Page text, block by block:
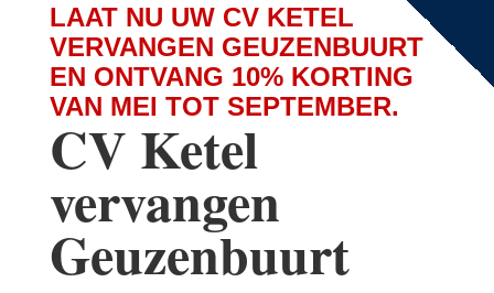
LAAT NU UW CV KETEL
VERVANGEN GEUZENBUURT
EN ONTVANG 10% KORTING
VAN MEI TOT SEPTEMBER.
CV Ketel
vervangen
Geuzenbuurt